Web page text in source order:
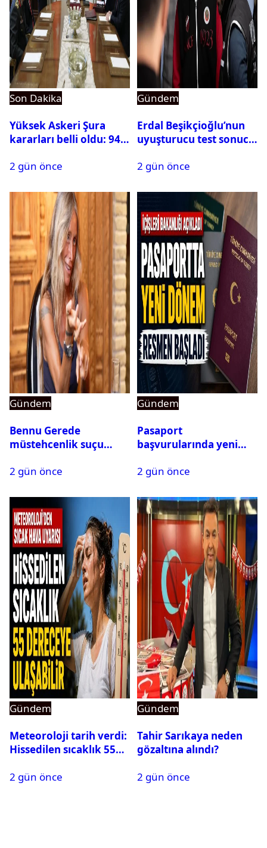
Son Dakika
Yüksek Askeri Şura
kararları belli oldu: 94
2 gün önce
Gündem
Erdal Beşikçioğlu’nun
uyuşturucu test sonucu
2 gün önce
Gündem
Bennu Gerede
müstehcenlik suçu
alındı
2 gün önce
Gündem
Pasaport
başvurularında yeni
2 gün önce
Gündem
Meteoroloji tarih verdi:
Hissedilen sıcaklık 55
2 gün önce
Gündem
Tahir Sarıkaya neden
gözaltına alındı?
2 gün önce